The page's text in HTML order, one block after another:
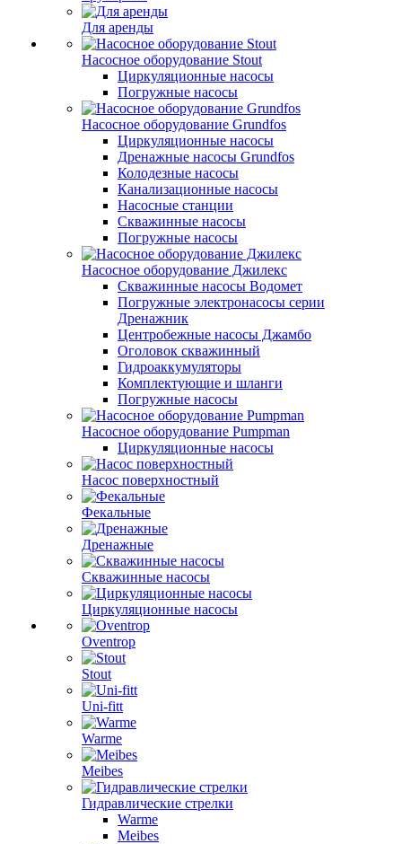
Для аренды
Насосное оборудование Stout
Циркуляционные насосы
Погружные насосы
Насосное оборудование Grundfos
Циркуляционные насосы
Дренажные насосы Grundfos
Колодезные насосы
Канализационные насосы
Насосные станции
Скважинные насосы
Погружные насосы
Насосное оборудование Джилекс
Скважинные насосы Водомет
Погружные электронасосы серии
Дренажник
Центробежные насосы Джамбо
Оголовок скважинный
Гидроаккумуляторы
Комплектующие и шланги
Погружные насосы
Насосное оборудование Pumpman
Циркуляционные насосы
Насос поверхностный
Фекальные
Дренажные
Скважинные насосы
Циркуляционные насосы
Oventrop
Stout
Uni-fitt
Warme
Meibes
Гидравлические стрелки
Warme
Meibes